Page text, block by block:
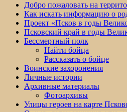
Добро пожаловать на
Как искать информацию о
Проект «Псков в годы
Псковский край в годы
Бессмертный полк
Найти бойца
Рассказать о бойце
Воинские захоронения
Личные истории
Архивные материалы
Фотоархивы
Улицы героев на карте